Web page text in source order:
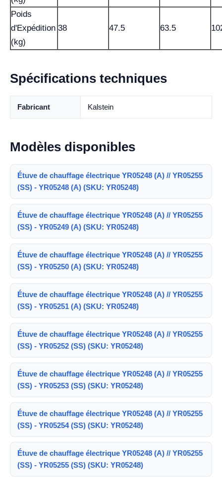
Poids
d'Expédition
(kg)
38 47.5 63.5
Spécifications techniques
Fabricant Kalstein
Modèles disponibles
Étuve de chauffage électrique YR05248 (A) // YR05255
(SS) - YR05248 (A) (SKU: YR05248)
Étuve de chauffage électrique YR05248 (A) // YR05255
(SS) - YR05249 (A) (SKU: YR05248)
Étuve de chauffage électrique YR05248 (A) // YR05255
(SS) - YR05250 (A) (SKU: YR05248)
Étuve de chauffage électrique YR05248 (A) // YR05255
(SS) - YR05251 (A) (SKU: YR05248)
Étuve de chauffage électrique YR05248 (A) // YR05255
(SS) - YR05252 (SS) (SKU: YR05248)
Étuve de chauffage électrique YR05248 (A) // YR05255
(SS) - YR05253 (SS) (SKU: YR05248)
Étuve de chauffage électrique YR05248 (A) // YR05255
(SS) - YR05254 (SS) (SKU: YR05248)
Étuve de chauffage électrique YR05248 (A) // YR05255
(SS) - YR05255 (SS) (SKU: YR05248)